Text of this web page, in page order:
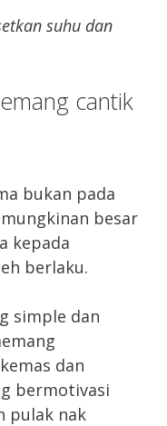
suhu dan
cantik
bukan pada
besar
kepada
berlaku.
simple dan
dan
bermotivasi
pulak nak